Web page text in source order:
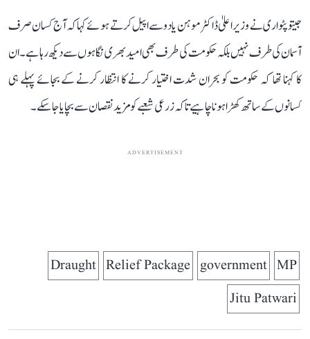
جیتو پٹواری نے وزیر اعلیٰ ڈاکٹر موہن یادو سے اپیل کرتے ہوئے کہا کہ آج کسان صرف
آسمان کی طرف نہیں بلکہ حکومت کی طرف بھی امید بھری نگاہوں سے دیکھ رہا ہے۔ ان
کا کہنا تھا کہ حکومت کو بحران شدت اختیار کرنے کا انتظار کرنے کے بجائے پہلے ہی
کسانوں کے ساتھ کھڑا ہونا چاہیے تاکہ زرعی شعبے کو مزید نقصان سے بچایا جا سکے۔
ADVERTISEMENT
MP
government
Relief Package
Draught
Jitu Patwari